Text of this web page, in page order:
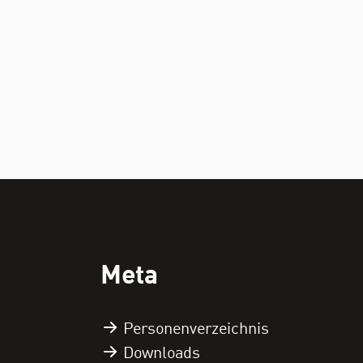
Meta
Personen­verzeichnis
Downloads